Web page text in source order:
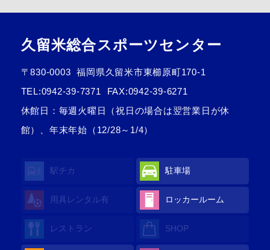
久留米総合スポーツセンター
〒830-0003
福岡県久留米市東櫛原町170-1
TEL:0942-39-7371
FAX:0942-39-6271
休館日：毎週火曜日（祝日の場合は翌営業日が休
館）、年末年始（12/28～1/4）
駅チカ 駐車場
用具レンタル有 ロッカールーム
レストラン SHOP